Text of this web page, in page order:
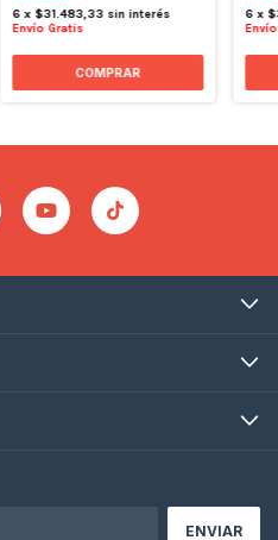
6 x$31.483,33 sin interés
Envío Gratis
6 x